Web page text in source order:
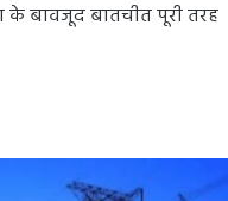
के बावजूद बातचीत पूरी तरह